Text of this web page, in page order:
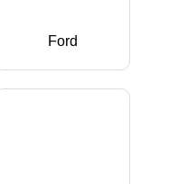
Ford